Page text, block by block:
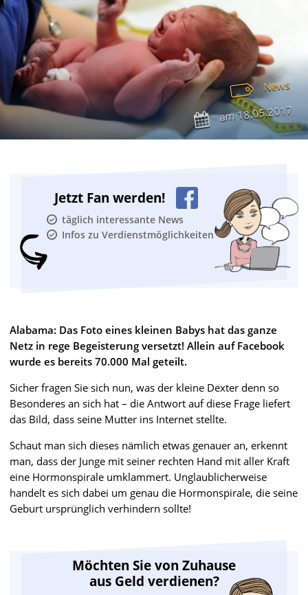
News
am18.05.2017
Jetzt Fan werden!
täglich interessante News
Infos zu Verdienstmöglichkeiten
Alabama: Das Foto eines kleinen Babys hat das ganze
Netz in rege Begeisterung versetzt! Allein auf Facebook
wurde es bereits 70.000 Mal geteilt.
Sicher fragen Sie sich nun, was der kleine Dexter denn so
Besonderes an sich hat – die Antwort auf diese Frage liefert
das Bild, dass seine Mutter ins Internet stellte.
Schaut man sich dieses nämlich etwas genauer an, erkennt
man, dass der Junge mit seiner rechten Hand mit aller Kraft
eine Hormonspirale umklammert. Unglaublicherweise
handelt es sich dabei um genau die Hormonspirale, die seine
Geburt ursprünglich verhindern sollte!
Möchten Sie von Zuhause
aus Geld verdienen?